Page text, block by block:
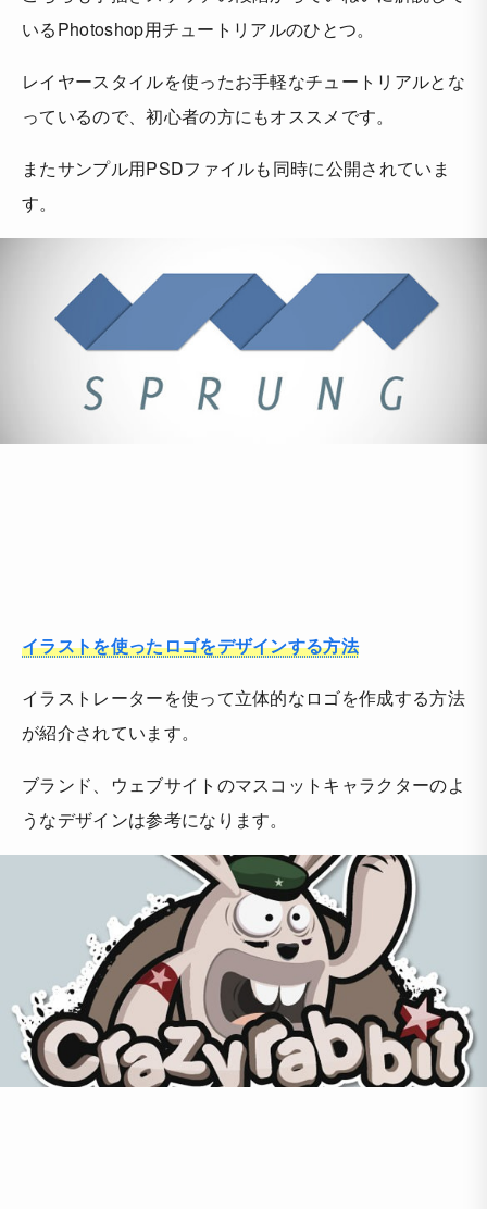
いるPhotoshop用チュートリアルのひとつ。
レイヤースタイルを使ったお手軽なチュートリアルとな
っているので、初心者の方にもオススメです。
またサンプル用PSDファイルも同時に公開されていま
す。
イラストを使ったロゴをデザインする方法
イラストレーターを使って立体的なロゴを作成する方法
が紹介されています。
ブランド、ウェブサイトのマスコットキャラクターのよ
うなデザインは参考になります。